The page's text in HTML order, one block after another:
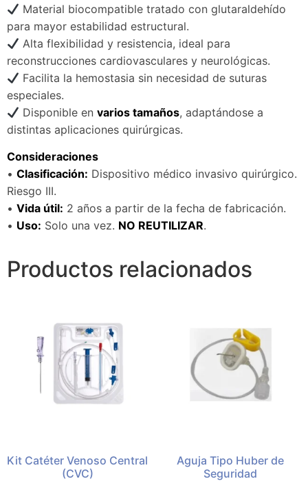
Material biocompatible tratado con glutaraldehído
para mayor estabilidad estructural.
Alta flexibilidad y resistencia, ideal para
reconstrucciones cardiovasculares y neurológicas.
Facilita la hemostasia sin necesidad de suturas
especiales.
Disponible envarios tamaños, adaptándose a
distintas aplicaciones quirúrgicas.
Consideraciones
• Clasificación: Dispositivo médico invasivo quirúrgico.
Riesgo III.
• Vida útil: 2 años a partir de la fecha de fabricación.
• Uso: Solo una vez. NO REUTILIZAR.
Productos relacionados
Kit Catéter Venoso Central
(CVC)
Aguja Tipo Huber de
Seguridad